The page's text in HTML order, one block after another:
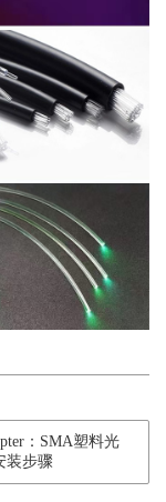
：SMA塑料光
装步骤